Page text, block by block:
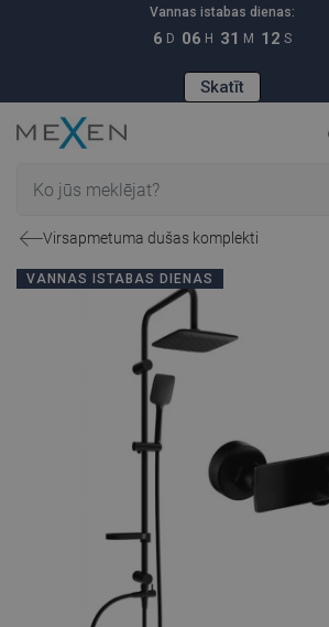
Vannas istabas dienas:
6 D 06 H 31 M 11 S
Skatīt
Virsapmetuma dušas komplekti
VANNAS ISTABAS DIENAS